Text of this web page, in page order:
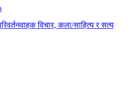
विचार, कला/साहित्य र सत्य